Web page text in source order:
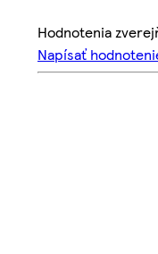
Hodnotenia
Napísať